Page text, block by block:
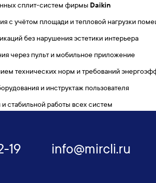
сплит-систем фирмы Daikin
с учётом площади и тепловой нагрузки
без нарушения эстетики интерьера
через пульт и мобильное приложение
технических норм и требований
и инструктаж пользователя
стабильной работы всех систем
19 info@mircli.ru